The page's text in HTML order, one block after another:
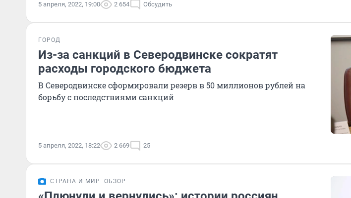
5 апреля, 2022, 19:00 2 654 Обсудить
ГОРОД
Из-за санкций в Северодвинске сократят
расходы городского бюджета
В Северодвинске сформировали резерв в 50 миллионов рублей на
борьбу с последствиями санкций
5 апреля, 2022, 18:22 2 669 25
СТРАНА И МИР ОБЗОР